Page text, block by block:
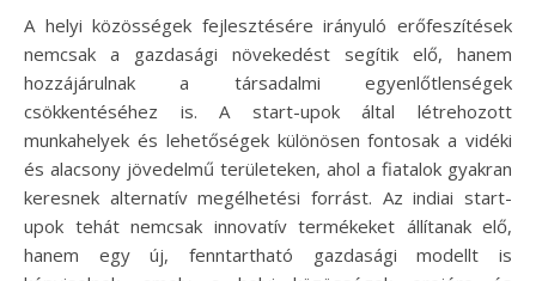
A helyi közösségek fejlesztésére irányuló erőfeszítések
nemcsak a gazdasági növekedést segítik elő, hanem
hozzájárulnak a társadalmi egyenlőtlenségek
csökkentéséhez is. A start-upok által létrehozott
munkahelyek és lehetőségek különösen fontosak a vidéki
és alacsony jövedelmű területeken, ahol a fiatalok gyakran
keresnek alternatív megélhetési forrást. Az indiai start-
upok tehát nemcsak innovatív termékeket állítanak elő,
hanem egy új, fenntartható gazdasági modellt is